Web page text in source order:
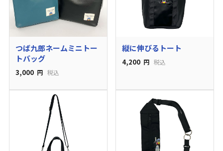
つば九郎ネームミニトー
トバッグ
3,000 円 税込
縦に伸びるトート
4,200 円 税込